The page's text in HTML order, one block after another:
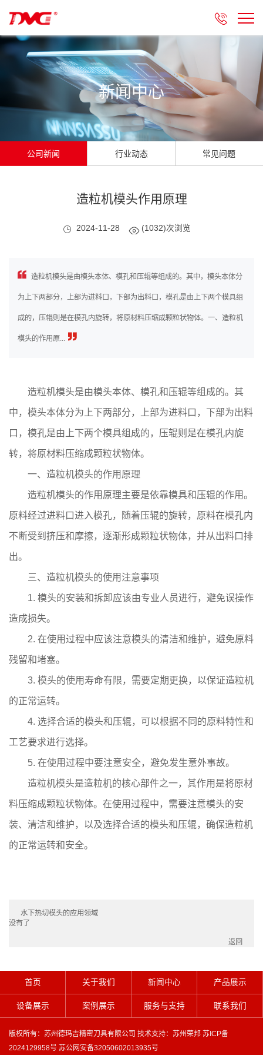

新闻中心
公司新闻 行业动态 常见问题
造粒机模头作用原理
2024-11-28 (1032)次浏览
造粒机模头是由模头本体、模孔和压辊等组成的。其中，模头本体分
为上下两部分，上部为进料口，下部为出料口，模孔是由上下两个模具组
成的，压辊则是在模孔内旋转，将原材料压缩成颗粒状物体。一、造粒机
模头的作用原...
造粒机模头是由模头本体、模孔和压辊等组成的。其
中，模头本体分为上下两部分，上部为进料口，下部为出料
口，模孔是由上下两个模具组成的，压辊则是在模孔内旋
转，将原材料压缩成颗粒状物体。
一、造粒机模头的作用原理
造粒机模头的作用原理主要是依靠模具和压辊的作用。
原料经过进料口进入模孔，随着压辊的旋转，原料在模孔内
不断受到挤压和摩擦，逐渐形成颗粒状物体，并从出料口排
出。
三、造粒机模头的使用注意事项
1. 模头的安装和拆卸应该由专业人员进行，避免误操作
造成损失。
2. 在使用过程中应该注意模头的清洁和维护，避免原料
残留和堵塞。
3. 模头的使用寿命有限，需要定期更换，以保证造粒机
的正常运转。
4. 选择合适的模头和压辊，可以根据不同的原料特性和
工艺要求进行选择。
5. 在使用过程中要注意安全，避免发生意外事故。
造粒机模头是造粒机的核心部件之一，其作用是将原材
料压缩成颗粒状物体。在使用过程中，需要注意模头的安
装、清洁和维护，以及选择合适的模头和压辊，确保造粒机
的正常运转和安全。
水下热切模头的应用领域
没有了
返回
首页 关于我们 新闻中心 产品展示
设备展示 案例展示 服务与支持 联系我们
版权所有：苏州德玛吉精密刀具有限公司 技术支持： 苏州荣邦 苏ICP备
2024129958号 苏公网安备32050602013935号